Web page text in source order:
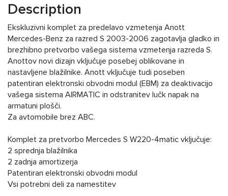
Description
Ekskluzivni komplet za predelavo vzmetenja Anott
Mercedes-Benz za razred S 2003-2006 zagotavlja gladko in
brezhibno pretvorbo vašega sistema vzmetenja razreda S.
Anottov novi dizajn vključuje posebej oblikovane in
nastavljene blažilnike. Anott vključuje tudi poseben
patentiran elektronski obvodni modul (EBM) za deaktivacijo
vašega sistema AIRMATIC in odstranitev lučk napak na
armatuni plošči.
Za avtomobile brez ABC.
Komplet za pretvorbo Mercedes S W220-4matic vključuje:
2 sprednja blažilnika
2 zadnja amortizerja
Patentiran elektronski obvodni modul
Vsi potrebni deli za namestitev